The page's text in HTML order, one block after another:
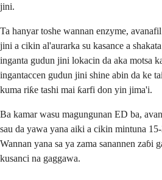
jini.
Ta hanyar toshe wannan enzyme,
jini a cikin al'aurarka su kasance a
inganta gudun jini lokacin da aka motsa
ingantaccen gudun jini shine abin da ke
kuma riƙe tashi mai ƙarfi don yin jima'i.
Ba kamar wasu magungunan ED ba,
sau da yawa yana aiki a cikin mintuna
Wannan yana sa ya zama sanannen zaɓi
kusanci na gaggawa.